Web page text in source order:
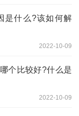
是什么?该如何解
2022-10-09
个比较好?什么是
2022-10-09